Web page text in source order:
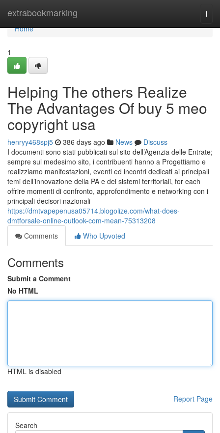
extrabookmarking
Home
Home
1
Helping The others Realize
The Advantages Of buy 5 meo
copyright usa
henryy468spj5 386 days ago News
Discuss
I documenti sono stati pubblicati sul sito dell’Agenzia delle Entrate;
sempre sul medesimo sito, i contribuenti hanno a Progettiamo e
realizziamo manifestazioni, eventi ed incontri dedicati ai principali
temi dell’innovazione della PA e dei sistemi territoriali, for each
offrire momenti di confronto, approfondimento e networking con i
principali decisori nazionali
https://dmtvapepenusa05714.blogolize.com/what-does-
dmtforsale-online-outlook-com-mean-75313208
Comments
Who Upvoted
Comments
Submit a Comment
No HTML
HTML is disabled
Report Page
Search